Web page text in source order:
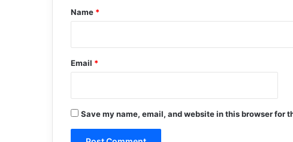
*
Name *
Email *
Save my name, email, and website in this browser for